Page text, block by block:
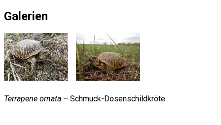
Galerien
Terrapene ornata – Schmuck-Dosenschildkröte